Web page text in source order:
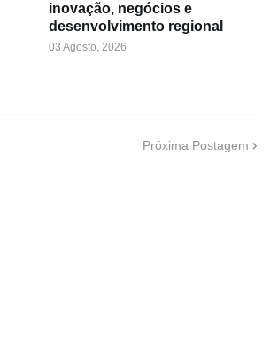
inovação, negócios e
desenvolvimento regional
03 Agosto, 2026
Próxima Postagem